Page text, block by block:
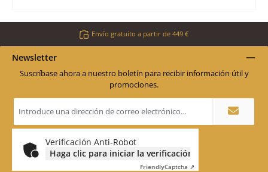
Envío gratuito a partir de 449 €
Newsletter
Suscríbase ahora a nuestro boletín para recibir información útil y
promociones.
Dirección
de
electrónico
Verificación Anti-Robot
Haga clic para iniciar la verificación
FriendlyCaptcha ⇗